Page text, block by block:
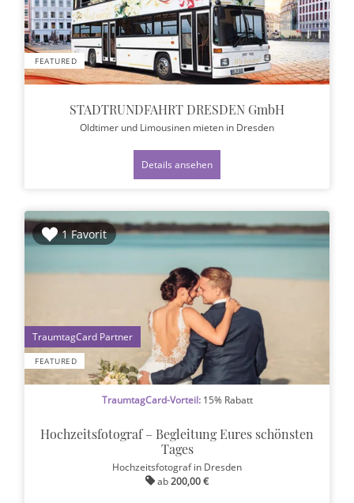
FEATURED
STADTRUNDFAHRT DRESDEN GmbH
Oldtimer und Limousinen mieten in Dresden
Details ansehen
1 Favorit
FEATURED
TraumtagCard-Vorteil:15% Rabatt
Hochzeitsfotograf – Begleitung Eures schönsten
Tages
Hochzeitsfotografin Dresden
ab200,00 €